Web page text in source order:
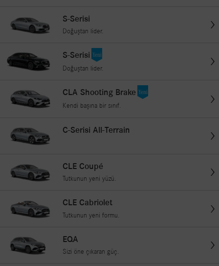
S-Serisi
Doğuştan lider.
S-Serisi
Doğuştan lider.
CLA Shooting Brake
Kendi başına bir sınıf.
C-Serisi All-Terrain
CLE Coupé
Tutkunun yeni yüzü.
CLE Cabriolet
Tutkunun yeni formu.
EQA
Sizi öne çıkaran güç.